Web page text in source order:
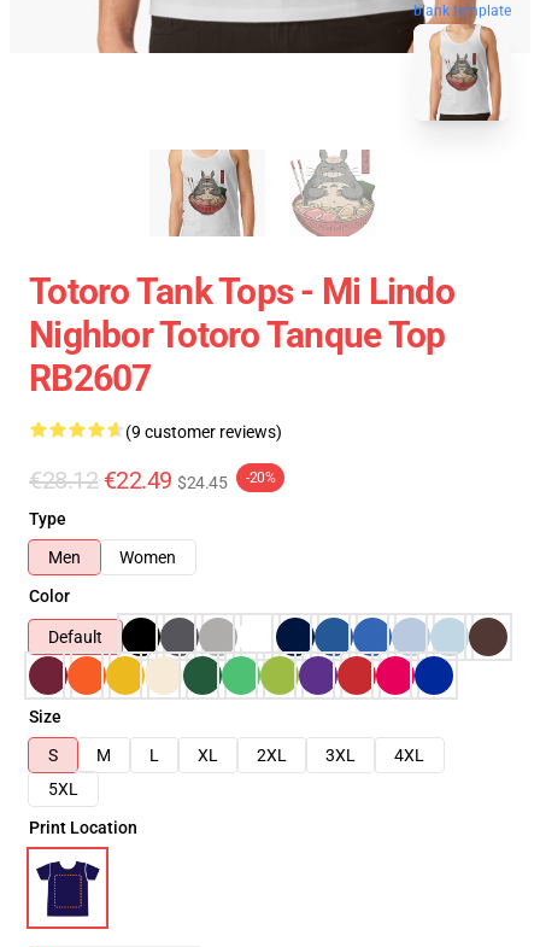
blank template
Totoro Tank Tops - Mi Lindo
Nighbor Totoro Tanque Top
RB2607
(9 customer reviews)
€28.12 €22.49 $24.45 -20%
Type
Men
Women
Color
Default
Size
S
M L XL 2XL 3XL
4XL
5XL
Print Location